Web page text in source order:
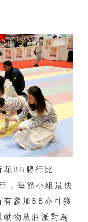
花BB爬行比
，每節小組最快
有參加BB亦可獲
物農莊派對為